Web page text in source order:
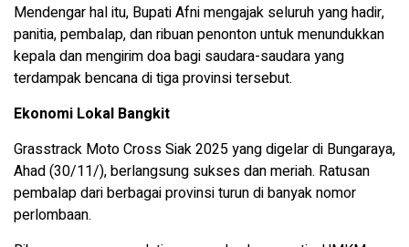
Mendengar hal itu, Bupati Afni mengajak seluruh yang hadir,
panitia, pembalap, dan ribuan penonton untuk menundukkan
kepala dan mengirim doa bagi saudara-saudara yang
terdampak bencana di tiga provinsi tersebut.
Ekonomi Lokal Bangkit
Grasstrack Moto Cross Siak 2025 yang digelar di Bungaraya,
Ahad (30/11/), berlangsung sukses dan meriah. Ratusan
pembalap dari berbagai provinsi turun di banyak nomor
perlombaan.